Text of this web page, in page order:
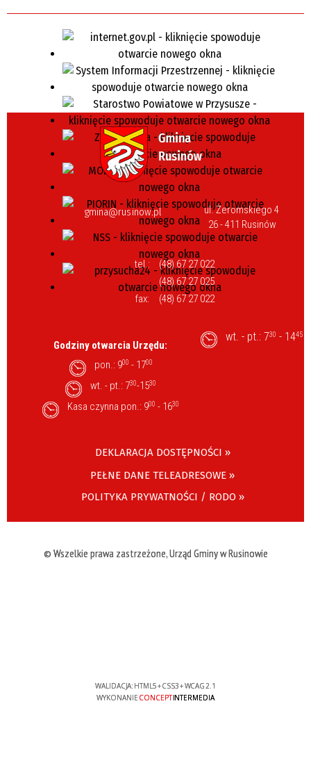
gmina@rusinow.pl
ul. Żeromskiego 4
26 - 411 Rusinów
tel.:
(48) 67 27 022
(48) 67 27 025
fax:
(48) 67 27 022
Godziny otwarcia Urzędu:
pon.: 900 - 1700
wt. - pt.: 730-1530
Kasa czynna pon.: 900 - 1630
wt. - pt.: 730 - 1445
DEKLARACJA DOSTĘPNOŚCI »
PEŁNE DANE TELEADRESOWE »
POLITYKA PRYWATNOŚCI / RODO »
© Wszelkie prawa zastrzeżone, Urząd Gminy w Rusinowie
WALIDACJA: HTML5+CSS3+WCAG 2.1
WYKONANIE CONCEPTINTERMEDIA